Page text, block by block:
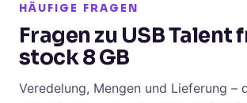
HÄUFIGE FRAGEN
Fragen zu USB Talent
stock 8 GB
Veredelung, Mengen und Lieferung –